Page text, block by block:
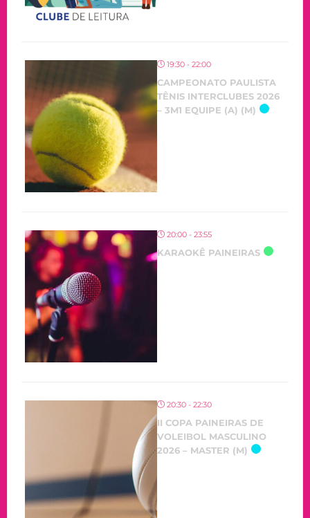
19:30 - 22:00
CAMPEONATO PAULISTA
TÊNIS INTERCLUBES 2026
– 3M1 EQUIPE (A) (M)
20:00 - 23:55
KARAOKÊ PAINEIRAS
20:30 - 22:30
II COPA PAINEIRAS DE
VOLEIBOL MASCULINO
2026 – MASTER (M)